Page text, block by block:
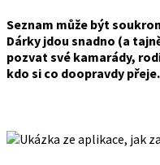
Seznam může být
Dárky jdou snadno (a
pozvat své kamarády,
kdo si co doopravdy přeje.